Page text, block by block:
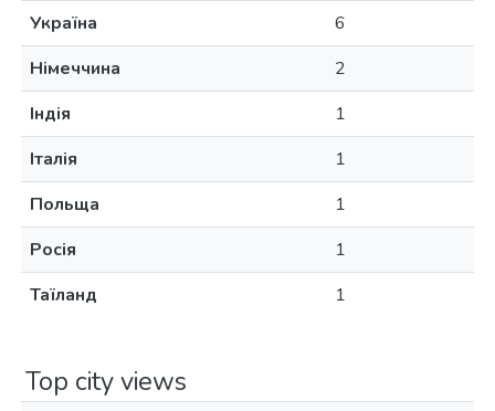
Україна
6
Німеччина
2
Індія
1
Італія
1
Польща
1
Росія
1
Таїланд
1
Top city views